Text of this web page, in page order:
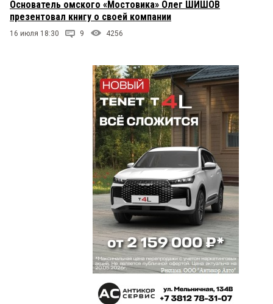
Основатель омского «Мостовика» Олег ШИШОВ
презентовал книгу о своей компании
16 июля 18:30 9 4256